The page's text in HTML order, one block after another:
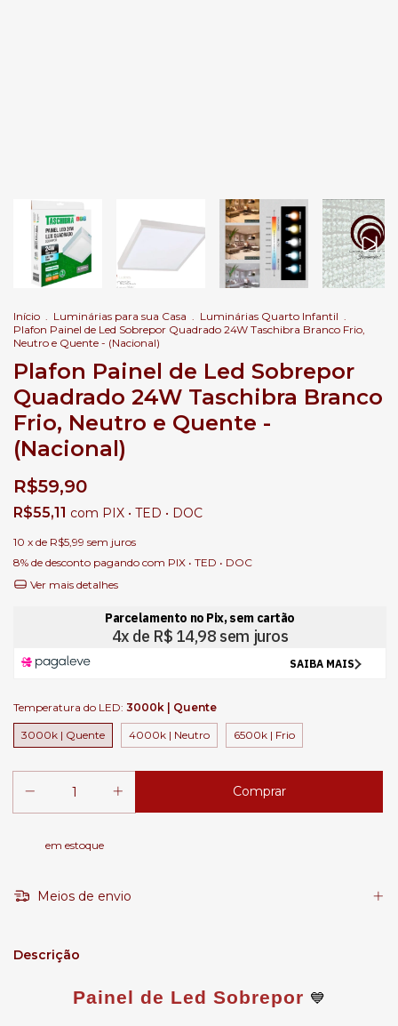
Início Luminárias para sua Casa Luminárias Quarto Infantil
Plafon Painel de Led Sobrepor Quadrado 24W Taschibra Branco Frio,
Neutro e Quente - (Nacional)
Plafon Painel de Led Sobrepor
Quadrado 24W Taschibra Branco
Frio, Neutro e Quente -
(Nacional)
R$59,90
R$55,11 com PIX • TED • DOC
10 x de R$5,99 sem juros
8% de desconto pagando com PIX • TED • DOC
Ver mais detalhes
Temperatura do LED: 3000k | Quente
3000k | Quente 4000k | Neutro 6500k | Frio
em estoque
Meios de envio
Descrição
Painel de Led Sobrepor 💙